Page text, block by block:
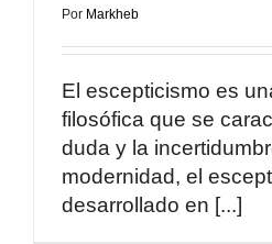
Por Markheb
El escepticismo es
filosófica que se
duda y la
modernidad, el
desarrollado en [...]